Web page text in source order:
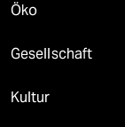
Öko
Gesellschaft
Kultur